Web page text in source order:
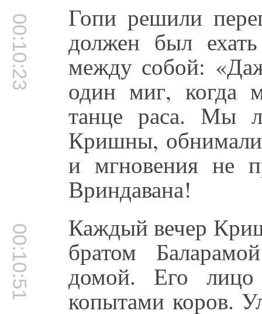
00:10:23 Гопи решили
должен был
между собой:
один миг, когда
танце раса. Мы
Кришны,
и мгновения не
Вриндавана!
00:10:51 Каждый вечер
братом
домой. Его
копытами коров.